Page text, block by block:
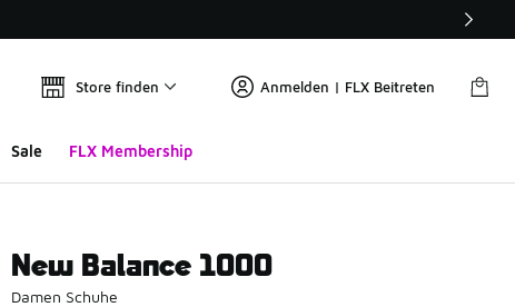
Store finden Anmelden | FLX Beitreten
Sale FLX Membership
New Balance 1000
Damen Schuhe